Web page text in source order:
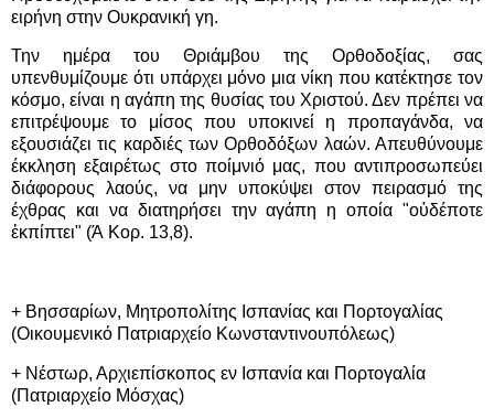
ειρήνη στην Ουκρανική γη.
Την ημέρα του Θριάμβου της Ορθοδοξίας, σας
υπενθυμίζουμε ότι υπάρχει μόνο μια νίκη που κατέκτησε τον
κόσμο, είναι η αγάπη της θυσίας του Χριστού. Δεν πρέπει να
επιτρέψουμε το μίσος που υποκινεί η προπαγάνδα, να
εξουσιάζει τις καρδιές των Ορθοδόξων λαών. Απευθύνουμε
έκκληση εξαιρέτως στο ποίμνιό μας, που αντιπροσωπεύει
διάφορους λαούς, να μην υποκύψει στον πειρασμό της
έχθρας και να διατηρήσει την αγάπη η οποία "οὐδέποτε
ἐκπίπτει" (Ά Κορ. 13,8).
+ Βησσαρίων, Μητροπολίτης Ισπανίας και Πορτογαλίας
(Οικουμενικό Πατριαρχείο Κωνσταντινουπόλεως)
+ Νέστωρ, Αρχιεπίσκοπος εν Ισπανία και Πορτογαλία
(Πατριαρχείο Μόσχας)